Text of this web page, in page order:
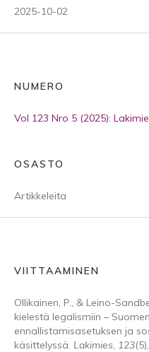
2025-10-02
NUMERO
Vol 123 Nro 5 (2025):
OSASTO
Artikkeleita
VIITTAAMINEN
Ollikainen, P., & Leino-
kielestä legalismiin –
ennallistamisasetuksen ja
käsittelyssä. Lakimies, 123